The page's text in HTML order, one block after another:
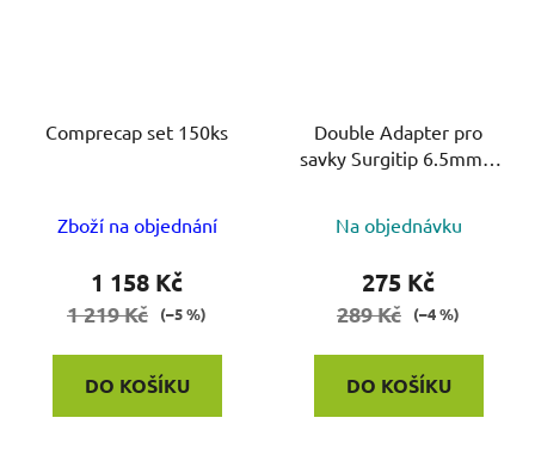
Comprecap set 150ks
Zboží na objednání
1 158 Kč
1 219 Kč (–5 %)
DO KOŠÍKU
Double Adapter pro
savky Surgitip 6.5mm a
Na objednávku
275 Kč
289 Kč (–4 %)
DO KOŠÍKU